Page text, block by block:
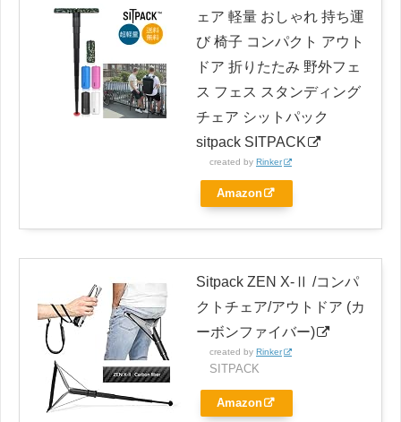
ェア 軽量 おしゃれ 持ち運
び 椅子 コンパクト アウト
ドア 折りたたみ 野外フェ
ス フェス スタンディング
チェア シットパック
sitpack SITPACK
created by Rinker
Amazon
Sitpack ZEN X-Ⅱ /コンパ
クトチェア/アウトドア (カ
ーボンファイバー)
created by Rinker
SITPACK
Amazon